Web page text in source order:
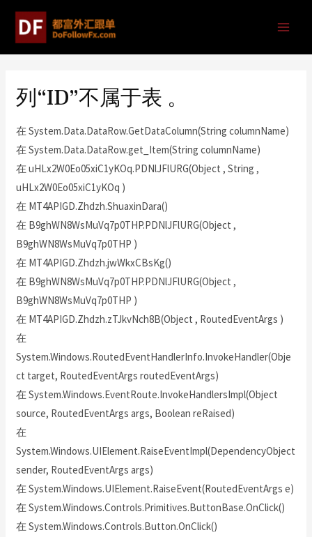
列“ID”不属于表 。
在 System.Data.DataRow.GetDataColumn(String columnName)
在 System.Data.DataRow.get_Item(String columnName)
在 uHLx2W0Eo05xiC1yKOq.PDNlJFlURG(Object , String ,
uHLx2W0Eo05xiC1yKOq )
在 MT4APIGD.Zhdzh.ShuaxinDara()
在 B9ghWN8WsMuVq7p0THP.PDNlJFlURG(Object ,
B9ghWN8WsMuVq7p0THP )
在 MT4APIGD.Zhdzh.jwWkxCBsKg()
在 B9ghWN8WsMuVq7p0THP.PDNlJFlURG(Object ,
B9ghWN8WsMuVq7p0THP )
在 MT4APIGD.Zhdzh.zTJkvNch8B(Object , RoutedEventArgs )
在
System.Windows.RoutedEventHandlerInfo.InvokeHandler(Obje
ct target, RoutedEventArgs routedEventArgs)
在 System.Windows.EventRoute.InvokeHandlersImpl(Object
source, RoutedEventArgs args, Boolean reRaised)
在
System.Windows.UIElement.RaiseEventImpl(DependencyObject
sender, RoutedEventArgs args)
在 System.Windows.UIElement.RaiseEvent(RoutedEventArgs e)
在 System.Windows.Controls.Primitives.ButtonBase.OnClick()
在 System.Windows.Controls.Button.OnClick()